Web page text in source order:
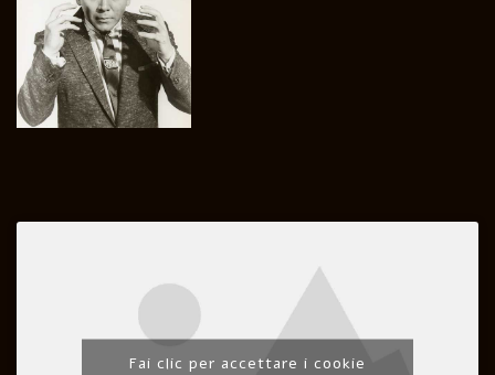
Fai clic per accettare i cookie